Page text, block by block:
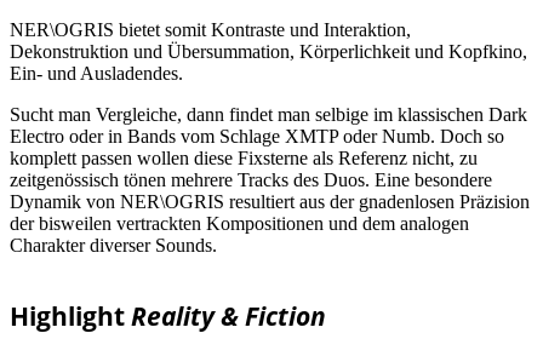
NER\OGRIS bietet somit Kontraste und Interaktion,
Dekonstruktion und Übersummation, Körperlichkeit und Kopfkino,
Ein- und Ausladendes.
Sucht man Vergleiche, dann findet man selbige im klassischen Dark
Electro oder in Bands vom Schlage XMTP oder Numb. Doch so
komplett passen wollen diese Fixsterne als Referenz nicht, zu
zeitgenössisch tönen mehrere Tracks des Duos. Eine besondere
Dynamik von NER\OGRIS resultiert aus der gnadenlosen Präzision
der bisweilen vertrackten Kompositionen und dem analogen
Charakter diverser Sounds.
HighlightReality & Fiction